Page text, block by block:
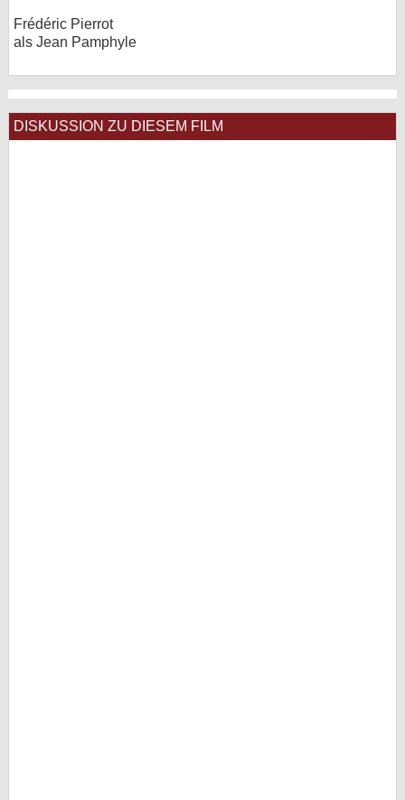
Frédéric Pierrot
als Jean Pamphyle
DISKUSSION ZU DIESEM FILM